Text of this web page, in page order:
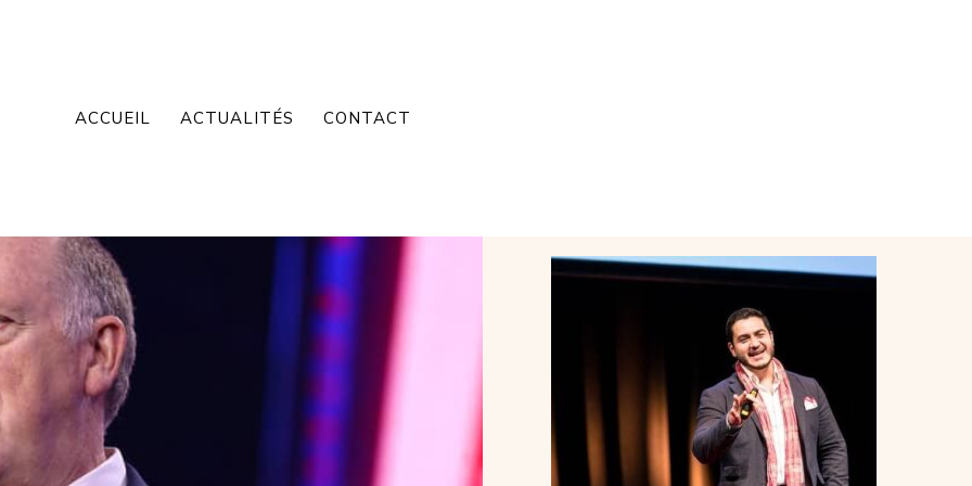
ACCUEIL ACTUALITÉS CONTACT